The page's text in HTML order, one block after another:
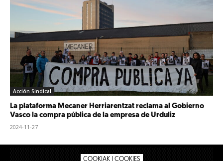
Acción Sindical
La plataforma Mecaner Herriarentzat reclama al Gobierno
Vasco la compra pública de la empresa de Urduliz
2024-11-27
COOKIAK | COOKIES